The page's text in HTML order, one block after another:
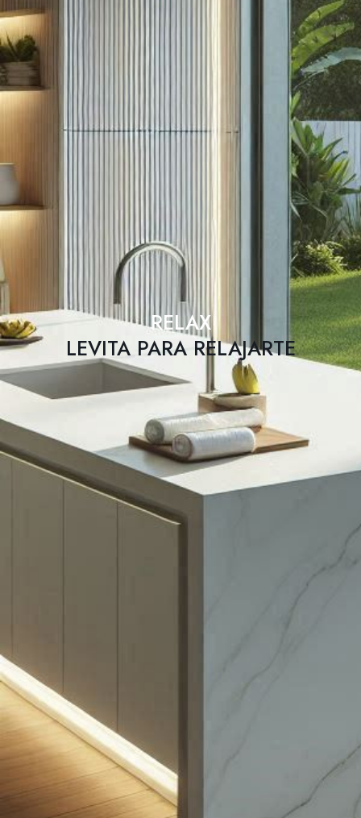
RELAX
LEVITA PARA RELAJARTE